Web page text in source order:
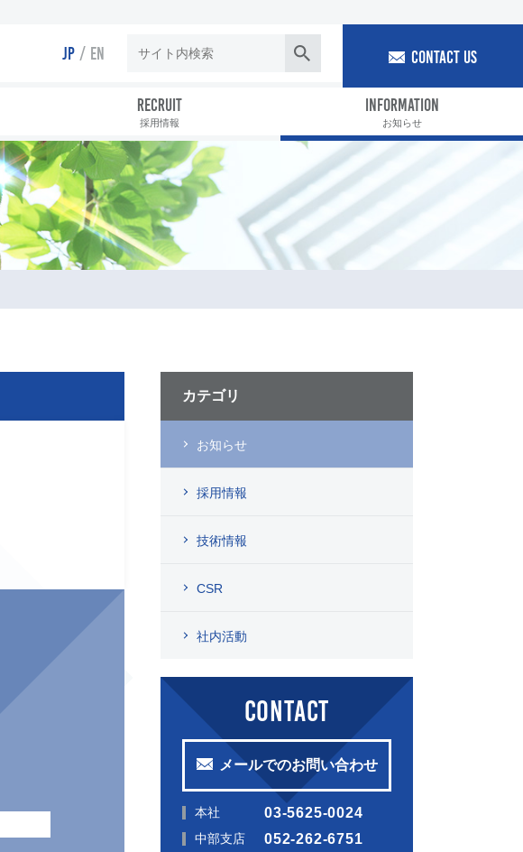
RECRUIT
採用情報
INFORMATION
お知らせ
JP EN CONTACT US
カテゴリ
お知らせ
採用情報
技術情報
CSR
社内活動
CONTACT
メールでのお問い合わせ
本社 03-5625-0024
中部支店 052-262-6751